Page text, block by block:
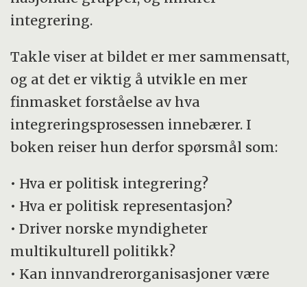
integrering.
Takle viser at bildet er mer sammensatt,
og at det er viktig å utvikle en mer
finmasket forståelse av hva
integreringsprosessen innebærer. I
boken reiser hun derfor spørsmål som:
• Hva er politisk integrering?
• Hva er politisk representasjon?
• Driver norske myndigheter
multikulturell politikk?
• Kan innvandrerorganisasjoner være